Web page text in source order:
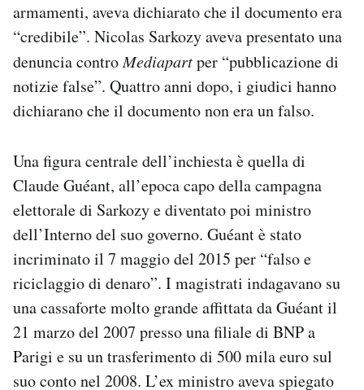
armamenti, aveva dichiarato che il documento era
“credibile”. Nicolas Sarkozy aveva presentato una
denuncia controMediapartper “pubblicazione di
notizie false”. Quattro anni dopo, i giudici hanno
dichiarano che il documento non era un falso.
Una figura centrale dell’inchiesta è quella di
Claude Guéant, all’epoca capo della campagna
elettorale di Sarkozy e diventato poi ministro
dell’Interno del suo governo. Guéant è stato
incriminato il 7 maggio del 2015 per “falso e
riciclaggio di denaro”. I magistrati indagavano su
una cassaforte molto grande affittata da Guéant il
21 marzo del 2007 presso una filiale di BNP a
Parigi e su un trasferimento di 500 mila euro sul
suo conto nel 2008. L’ex ministro aveva spiegato